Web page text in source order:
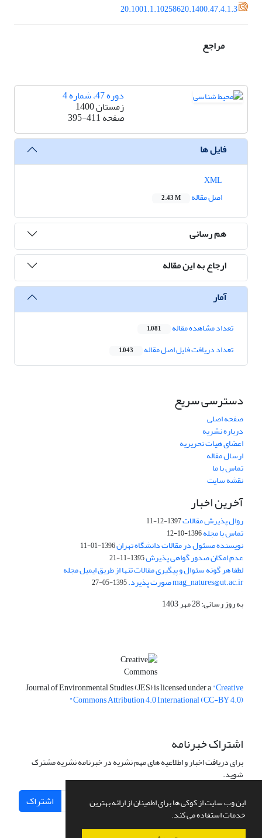
این وب سایت از کوکی ها برای اطمینان از ارائه بهترین
خدمات استفاده می کند.
20.1001.1.10258620.1400.47.4.1.3
مراجع
دوره 47، شماره 4
زمستان 1400
صفحه395-411
فایل ها
اصل مقاله
2.43 M
هم رسانی
ارجاع به این مقاله
آمار
تعداد مشاهده مقاله 1,081
تعداد دریافت فایل اصل مقاله 1,043
دسترسی سریع
صفحه اصلی
درباره نشریه
اعضای هیات تحریریه
ارسال مقاله
تماس با ما
نقشه سایت
آخرین اخبار
روال پذیرش مقالات1397-12-11
تماس با مجله1396-10-12
نویسنده مسئول در مقالات دانشگاه تهران1396-01-11
عدم امکان صدور گواهی پذیرش1395-11-21
لطفا هر گونه سئوال و پیگیری مقالات تنها از طریق ایمیل مجله
mag_natures@ut.ac.ir صورت پذیرد. 1395-05-27
به روز رسانی: 28 مهر 1403
Journal of Environmental Studies (JES) is licensed under a"Creative
Commons Attribution 4.0 International (CC-BY 4.0)"
اشتراک خبرنامه
برای دریافت اخبار و اطلاعیه های مهم نشریه در خبرنامه نشریه مشترک
شوید.
اشتراک